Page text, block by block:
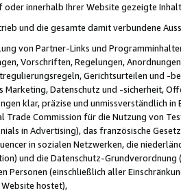
innerhalb Ihrer Website gezeigte
und die gesamte damit verbundene
von Partner-Links und
Vorschriften, Regelungen,
Gerichtsurteilen und -
Marketing, Datenschutz und -sicherheit,
klar, präzise und unmissverständlich
Trade Commission für die Nutzung von
in Advertising), das französische
in sozialen Netzwerken, die
und die Datenschutz-
Personen (einschließlich aller
hostet),